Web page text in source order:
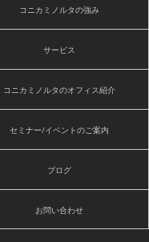
コニカミノルタの強み
サービス
コニカミノルタのオフィス紹介
セミナー/イベントのご案内
ブログ
お問い合わせ